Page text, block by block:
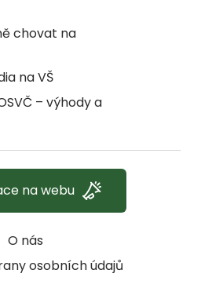
chovat na
na VŠ
– výhody a
O nás
osobních údajů
na webu